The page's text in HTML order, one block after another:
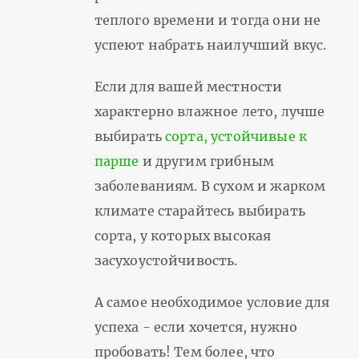
теплого времени и тогда они не
успеют набрать наилучший вкус.
Если для вашей местности
характерно влажное лето, лучше
выбиратьсорта, устойчивые к
парше и другим грибным
заболеваниям. В сухом и жарком
климате старайтесь выбирать
сорта, у которых высокая
засухоустойчивость.
А самое необходимое условие для
успеха - если хочется, нужно
пробовать! Тем более, что